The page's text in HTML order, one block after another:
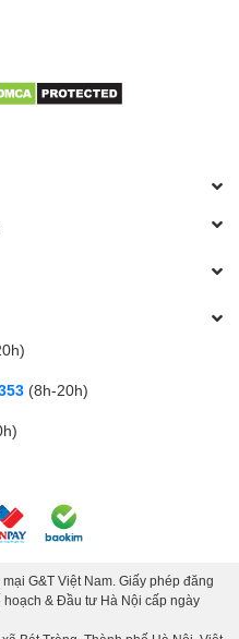
(8h-20h)
G&T Việt Nam. Giấy phép đăng
& Đầu tư Hà Nội cấp ngày